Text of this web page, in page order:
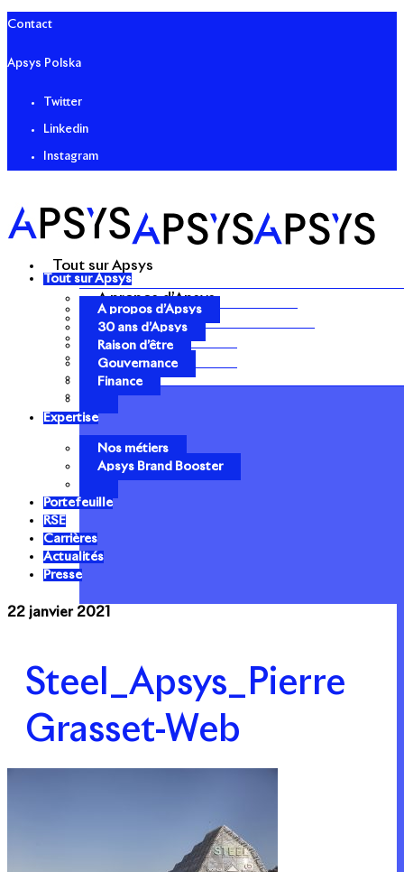
Contact
Apsys Polska
Twitter
Linkedin
Instagram
Tout sur Apsys
A propos d’Apsys
30 ans d’Apsys
Raison d’être
Gouvernance
Finance
Tout sur Apsys
A propos d’Apsys
30 ans d’Apsys
Raison d’être
Gouvernance
Finance
Expertise
Nos métiers
Apsys Brand Booster
Portefeuille
RSE
Carrières
Actualités
Presse
22 janvier 2021
Steel_Apsys_Pierre
Grasset-Web